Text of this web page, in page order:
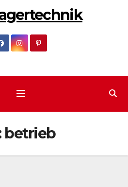
betrieb